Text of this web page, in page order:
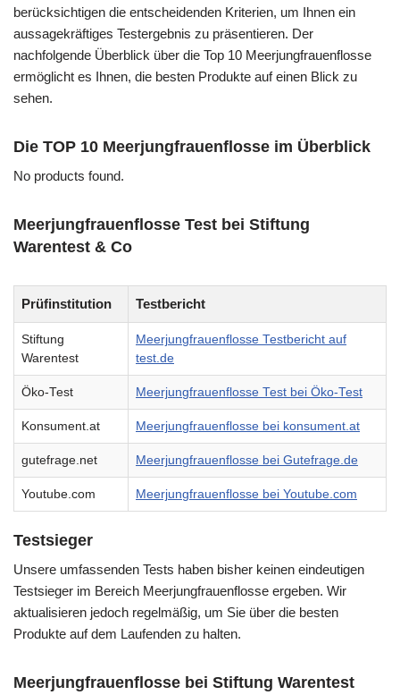
berücksichtigen die entscheidenden Kriterien, um Ihnen ein
aussagekräftiges Testergebnis zu präsentieren. Der
nachfolgende Überblick über die Top 10 Meerjungfrauenflosse
ermöglicht es Ihnen, die besten Produkte auf einen Blick zu
sehen.
Die TOP 10 Meerjungfrauenflosse im Überblick
No products found.
Meerjungfrauenflosse Test bei Stiftung
Warentest & Co
Prüfinstitution Testbericht
Stiftung
Warentest
Meerjungfrauenflosse Testbericht auf
test.de
Öko-Test Meerjungfrauenflosse Test bei Öko-Test
Konsument.at Meerjungfrauenflosse bei konsument.at
gutefrage.net Meerjungfrauenflosse bei Gutefrage.de
Youtube.com Meerjungfrauenflosse bei Youtube.com
Testsieger
Unsere umfassenden Tests haben bisher keinen eindeutigen
Testsieger im Bereich Meerjungfrauenflosse ergeben. Wir
aktualisieren jedoch regelmäßig, um Sie über die besten
Produkte auf dem Laufenden zu halten.
Meerjungfrauenflosse bei Stiftung Warentest